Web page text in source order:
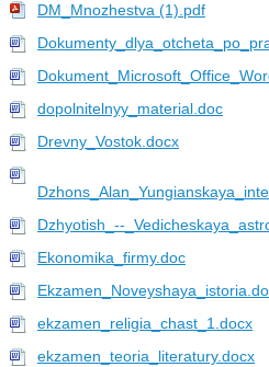
DM_Mnozhestva (1).pdf
dopolnitelnyy_material.doc
Drevny_Vostok.docx
Dzhyotish_--
Ekonomika_firmy.doc
ekzamen_religia_chast_1.docx
ekzamen_teoria_literatury.docx